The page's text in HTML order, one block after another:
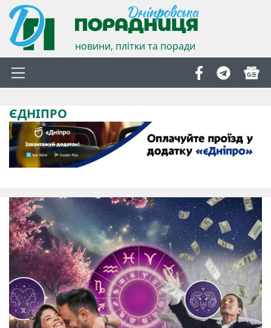
новини, плітки та поради
ЄДНІПРО